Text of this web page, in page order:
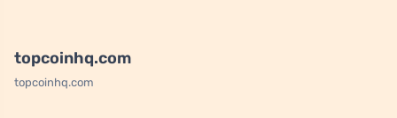
topcoinhq.com
topcoinhq.com